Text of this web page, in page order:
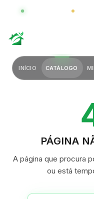
GLOBAL
INÍCIO CATÁLOGO
PÁGINA
A página que procura
ou está